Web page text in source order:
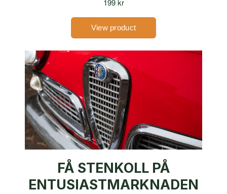
FÅ STENKOLL PÅ
ENTUSIASTMARKNADEN